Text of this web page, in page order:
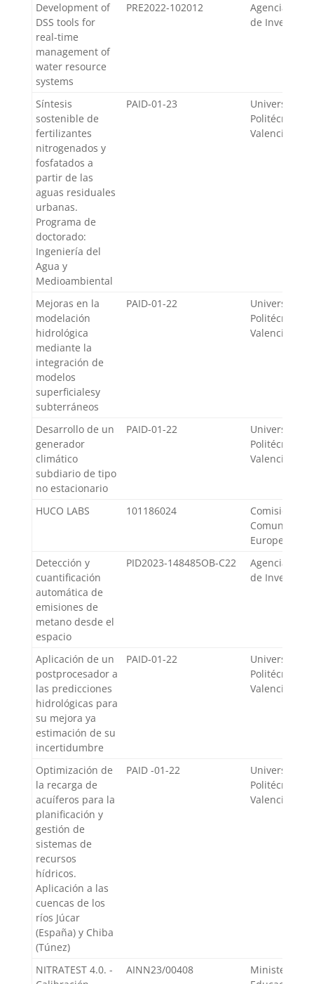
Development of
DSS tools for
real-time
management of
water resource
systems
PRE2022-102012
Agencia
de
Síntesis
sostenible de
fertilizantes
nitrogenados y
fosfatados a
partir de las
aguas residuales
urbanas.
Programa de
doctorado:
Ingeniería del
Agua y
Medioambiental
PAID-01-23
Universidad
Politécnica
Valencia
Mejoras en la
modelación
hidrológica
mediante la
integración de
modelos
superficialesy
subterráneos
PAID-01-22
Universidad
Politécnica
Valencia
Desarrollo de un
generador
climático
subdiario de tipo
no estacionario
PAID-01-22
Universidad
Politécnica
Valencia
HUCO LABS 101186024
Comisión de
Europea
Detección y
cuantificación
automática de
emisiones de
metano desde el
espacio
PID2023-148485OB-C22
Agencia
de
Aplicación de un
postprocesador a
las predicciones
hidrológicas para
su mejora ya
estimación de su
incertidumbre
PAID-01-22
Universidad
Politécnica
Valencia
Optimización de
la recarga de
acuíferos para la
planificación y
gestión de
sistemas de
recursos
hídricos.
Aplicación a las
cuencas de los
ríos Júcar
(España) y Chiba
(Túnez)
PAID -01-22
Universidad
Politécnica
Valencia
NITRATEST 4.0. -
AINN23/00408
Ministerio de